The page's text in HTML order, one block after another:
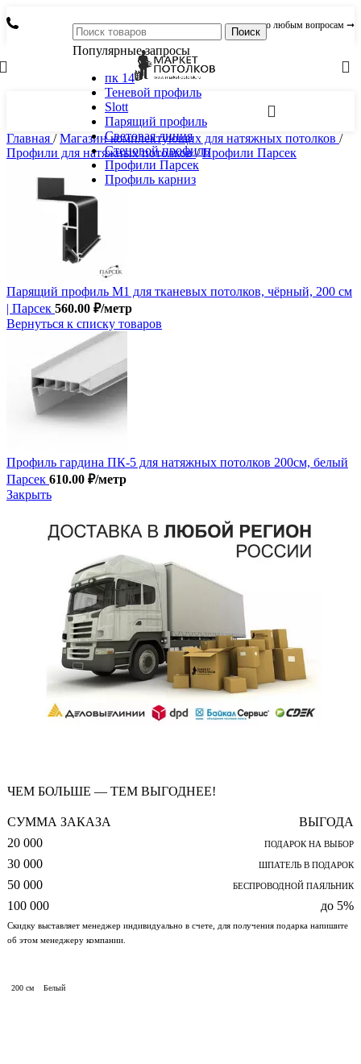
по любым вопросам ➞
Поиск
Популярные запросы
пк 14
Теневой профиль
Slott
Парящий профиль
Световая линия
Стеновой профиль
Профили Парсек
Профиль карниз
Главная / Магазин комплектующих для натяжных потолков /
Профили для натяжных потолков/ Профили Парсек
Парящий профиль М1 для тканевых потолков, чёрный, 200 см
| Парсек 560.00 ₽/метр
Вернуться к списку товаров
Профиль гардина ПК-5 для натяжных потолков 200см, белый
Парсек 610.00 ₽/метр
Закрыть
ЧЕМ БОЛЬШЕ — ТЕМ ВЫГОДНЕЕ!
СУММА ЗАКАЗА
ВЫГОДА
20 000
ПОДАРОК НА ВЫБОР
30 000 ШПАТЕЛЬ В ПОДАРОК
50 000 БЕСПРОВОДНОЙ ПАЯЛЬНИК
100 000 до 5%
Скидку выставляет менеджер индивидуально в счете, для получения подарка напишите
об этом менеджеру компании.
200 см Белый